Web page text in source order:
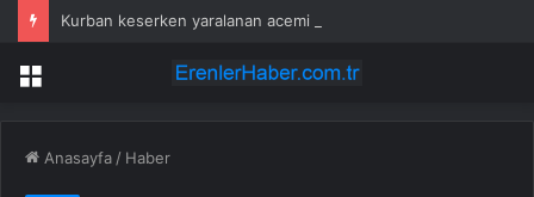
Kurban keserken yaralanan acemi kasaplar hastanelik oldu
Menü
Anasayfa / Haber